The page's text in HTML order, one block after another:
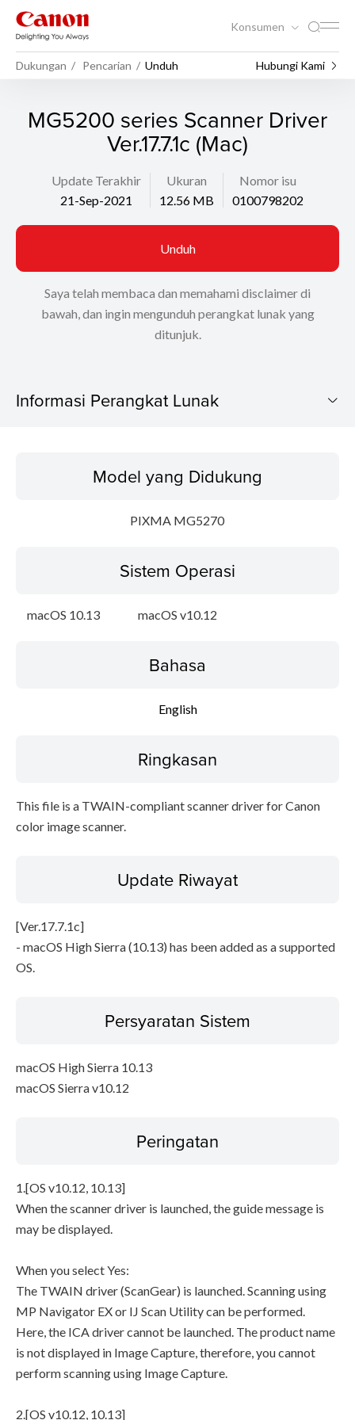
Konsumen
Dukungan Pencarian Unduh Hubungi Kami
MG5200 series Scanner Driver
Ver.17.7.1c (Mac)
Update Terakhir
21-Sep-2021
Ukuran
12.56 MB
Nomor isu
0100798202
Unduh
Saya telah membaca dan memahami disclaimer di
bawah, dan ingin mengunduh perangkat lunak yang
ditunjuk.
Informasi Perangkat Lunak
Sistem Operasi
Update Riwayat
Disclaimer
Model yang Didukung
PIXMA MG5270
Sistem Operasi
macOS 10.13 macOS v10.12
Bahasa
English
Ringkasan
This file is a TWAIN-compliant scanner driver for Canon
color image scanner.
Update Riwayat
[Ver.17.7.1c]
- macOS High Sierra (10.13) has been added as a supported
OS.
Persyaratan Sistem
macOS High Sierra 10.13
macOS Sierra v10.12
Peringatan
1.[OS v10.12, 10.13]
When the scanner driver is launched, the guide message is
may be displayed.
When you select Yes:
The TWAIN driver (ScanGear) is launched. Scanning using
MP Navigator EX or IJ Scan Utility can be performed.
Here, the ICA driver cannot be launched. The product name
is not displayed in Image Capture, therefore, you cannot
perform scanning using Image Capture.
2.[OS v10.12, 10.13]